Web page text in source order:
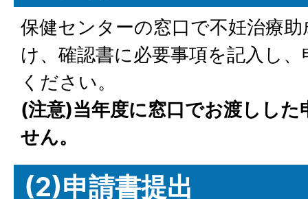
保健センターの窓口で不妊治療
け、確認書に必要事項を記入し
ください。
(注意)当年度に窓口でお渡しし
せん。
(2)申請書提出